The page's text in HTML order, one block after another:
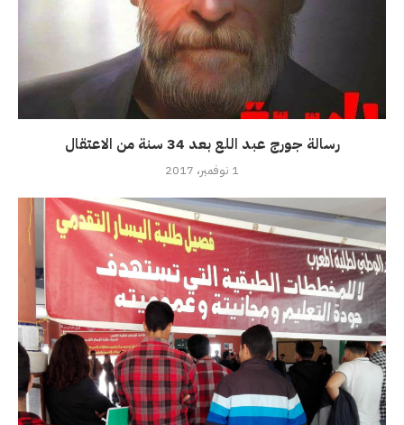
رسالة جورج عبد اللع بعد 34 سنة من الاعتقال
1 نوفمبر، 2017